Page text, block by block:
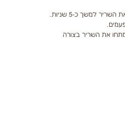
למשך כ-5 שניות.
את השריר בצורה